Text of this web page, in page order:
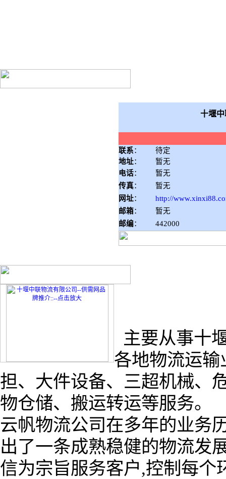
十堰
联系：
待定
地址：
暂无
电话：
暂无
传真：
暂无
网址：
http://
邮箱：
暂无
邮编： 442000
主要从事十
各地物流运
担、大件设备、三超机械、
物仓储、搬运转运等服务。
云帆物流公司在多年的业务
出了一条成熟稳健的物流发
信为宗旨服务客户,控制每个